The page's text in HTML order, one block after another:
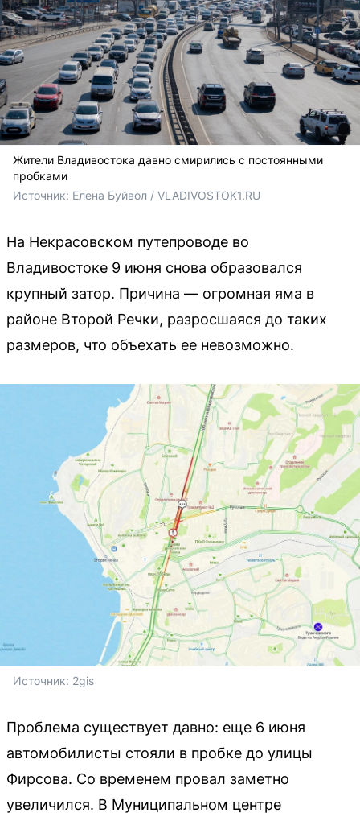
Жители Владивостока давно смирились с постоянными
пробками
Источник: Елена Буйвол / VLADIVOSTOK1.RU
На Некрасовском путепроводе во
Владивостоке 9 июня снова образовался
крупный затор. Причина — огромная яма в
районе Второй Речки, разросшаяся до таких
размеров, что объехать ее невозможно.
Источник: 2gis
Проблема существует давно: еще 6 июня
автомобилисты стояли в пробке до улицы
Фирсова. Со временем провал заметно
увеличился. В Муниципальном центре